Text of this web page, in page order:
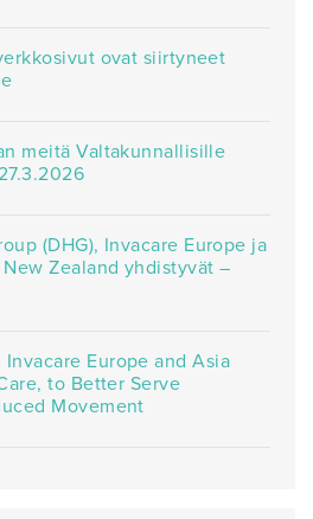
ovat siirtyneet
meitä Valtakunnallisille
(DHG), Invacare Europe ja
Zealand yhdistyvät –
Europe and Asia
to Better Serve
Movement